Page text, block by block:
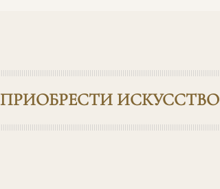
ПРИОБРЕСТИ ИСКУССТВО